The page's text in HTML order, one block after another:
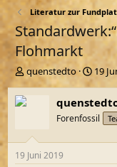
Literatur zur
Flohmarkt
E
r
s
t
l
e
quenstedto
E
t
e
l
19
Forenfossil
19 Juni 2019